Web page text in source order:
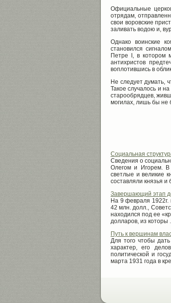
Официальные
отрядам,
свои воровские
заливать водою и,
Однако воинские
становился
Петре I, в котором
антихристов
воплотившись в
Не следует думать,
Такое случалось и
старообрядцев,
могилах, лишь бы не
Социальная
Сведения о
Олегом и Игорем. В
светлые и великие
составляли князья и
Завершающий этап
На 9 февраля 1922г.
42 млн. долл.,
находился под ее
долларов, из которы ...
Путь к вершинам
Для того чтобы
характер, его
политической и
марта 1931 года в